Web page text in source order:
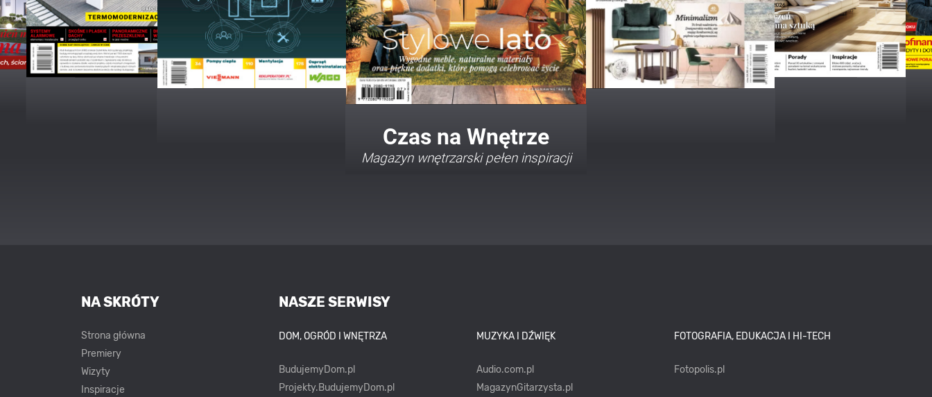
Twój Dom Twój Styl
Porady i inspiracje w najmodniejszych
NASZE SERWISY
DOM, OGRÓD I WNĘTRZA
BudujemyDom.pl
Projekty.BudujemyDom.pl
MUZYKA I DŹWIĘK
Audio.com.pl
MagazynGitarzysta.pl
FOTOGRAFIA, EDUKACJA I HI-TECH
Fotopolis.pl
NA SKRÓTY
Strona główna
Premiery
Wizyty
Inspiracje